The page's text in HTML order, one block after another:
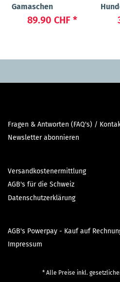
Gamaschen
89.90 CHF *
Fragen & Antworten (FAQ's) /
Newsletter abonnieren
Versandkostenermittlung
AGB's für die Schweiz
Datenschutzerklärung
AGB's Powerpay - Kauf auf
Impressum
* Alle Preise inkl.